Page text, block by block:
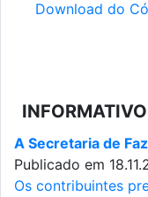
Download do
A Secretaria de
Publicado em
Os contribuintes